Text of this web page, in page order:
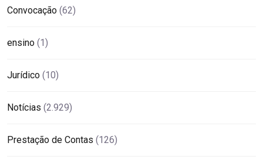
Convocação (62)
ensino (1)
Jurídico (10)
Notícias (2.929)
Prestação de Contas (126)